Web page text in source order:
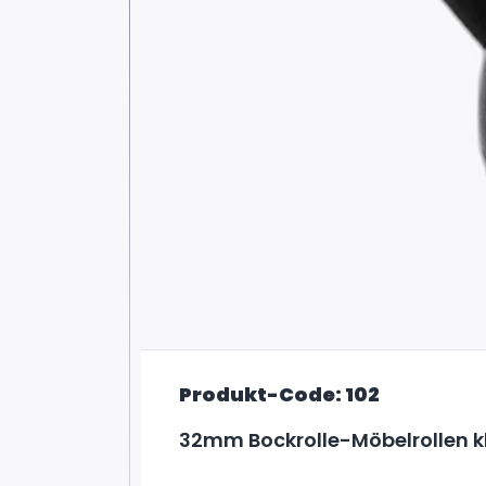
Produkt-Code: 102
32mm Bockrolle-Möbelrollen